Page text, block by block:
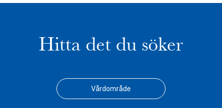
Hitta det du söker
Vårdområde